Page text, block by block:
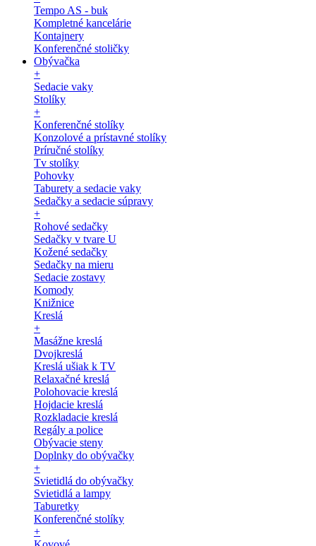
Tempo AS - buk
Kompletné kancelárie
Kontajnery
Konferenčné stoličky
Obývačka
+
Sedacie vaky
Stolíky
+
Konferenčné stolíky
Konzolové a prístavné stolíky
Príručné stolíky
Tv stolíky
Pohovky
Taburety a sedacie vaky
Sedačky a sedacie súpravy
+
Rohové sedačky
Sedačky v tvare U
Kožené sedačky
Sedačky na mieru
Sedacie zostavy
Komody
Knižnice
Kreslá
+
Masážne kreslá
Dvojkreslá
Kreslá ušiak k TV
Relaxačné kreslá
Polohovacie kreslá
Hojdacie kreslá
Rozkladacie kreslá
Regály a police
Obývacie steny
Doplnky do obývačky
+
Svietidlá do obývačky
Svietidlá a lampy
Taburetky
Konferenčné stolíky
+